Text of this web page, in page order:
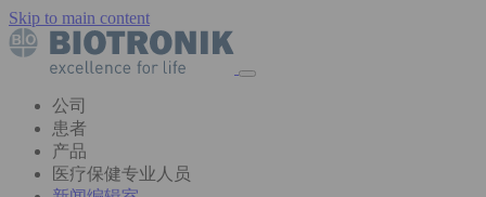
Skip to main content
公司
患者
产品
医疗保健专业人员